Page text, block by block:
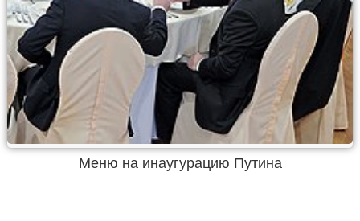
Меню на инаугурацию Путина